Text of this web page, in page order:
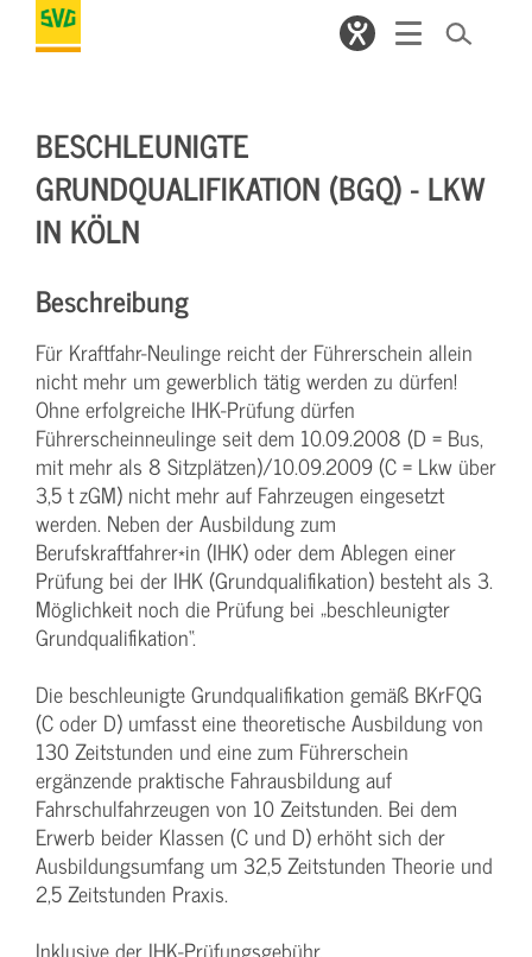
BESCHLEUNIGTE
GRUNDQUALIFIKATION (BGQ) - LKW
IN KÖLN
Beschreibung
Für Kraftfahr-Neulinge reicht der Führerschein allein
nicht mehr um gewerblich tätig werden zu dürfen!
Ohne erfolgreiche IHK-Prüfung dürfen
Führerscheinneulinge seit dem 10.09.2008 (D = Bus,
mit mehr als 8 Sitzplätzen)/10.09.2009 (C = Lkw über
3,5 t zGM) nicht mehr auf Fahrzeugen eingesetzt
werden. Neben der Ausbildung zum
Berufskraftfahrer*in (IHK) oder dem Ablegen einer
Prüfung bei der IHK (Grundqualifikation) besteht als 3.
Möglichkeit noch die Prüfung bei „beschleunigter
Grundqualifikation“.
Die beschleunigte Grundqualifikation gemäß BKrFQG
(C oder D) umfasst eine theoretische Ausbildung von
130 Zeitstunden und eine zum Führerschein
ergänzende praktische Fahrausbildung auf
Fahrschulfahrzeugen von 10 Zeitstunden. Bei dem
Erwerb beider Klassen (C und D) erhöht sich der
Ausbildungsumfang um 32,5 Zeitstunden Theorie und
2,5 Zeitstunden Praxis.